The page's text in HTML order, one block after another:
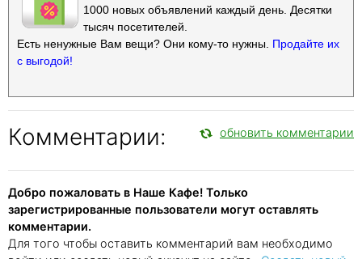
1000 новых объявлений каждый день. Десятки
тысяч посетителей.
Есть ненужные Вам вещи? Они кому-то нужны. Продайте их
с выгодой!
Комментарии: обновить комментарии
Добро пожаловать в Наше Кафе! Только
зарегистрированные пользователи могут оставлять
комментарии.
Для того чтобы оставить комментарий вам необходимо